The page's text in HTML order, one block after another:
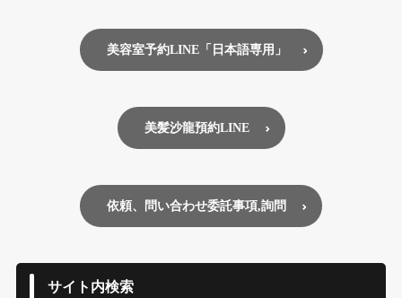
美容室予約LINE「日本語専用」
美髪沙龍預約LINE
依頼、問い合わせ委託事項,詢問
サイト内検索